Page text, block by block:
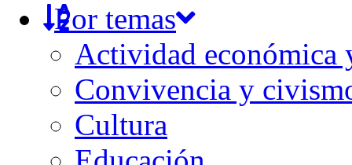
Por temas
Actividad económica
Convivencia y
Cultura